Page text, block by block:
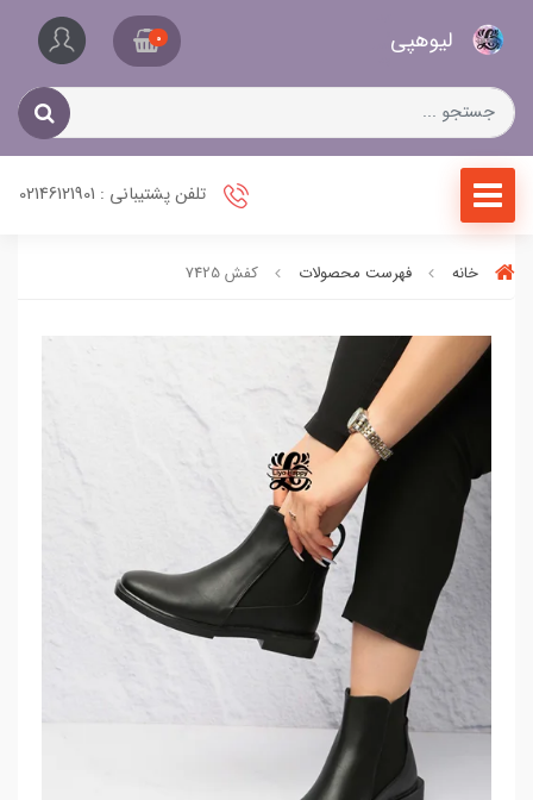
لیو‌هپی 0
تلفن پشتیبانی : 02146121901
خانه فهرست محصولات کفش 7425